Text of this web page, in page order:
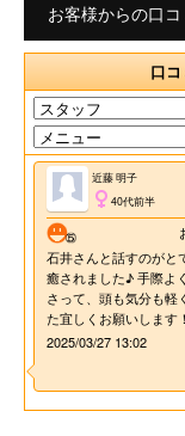
お客様からの口コ